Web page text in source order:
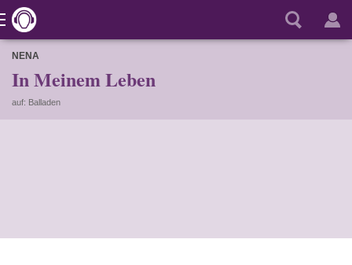
NENA
In Meinem Leben
auf: Balladen